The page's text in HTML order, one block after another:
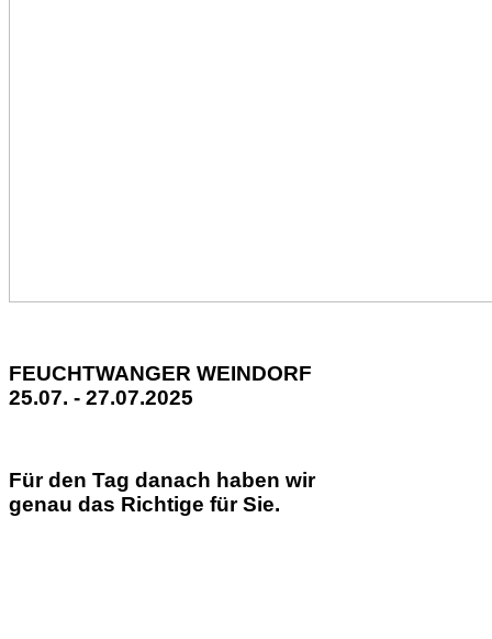
FEUCHTWANGER WEINDORF
25.07. - 27.07.2025
Für den Tag danach haben wir
genau das Richtige für Sie.